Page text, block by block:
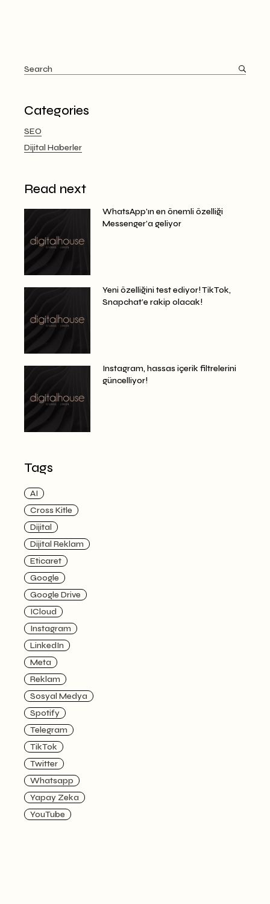
Search
for:
Categories
SEO
Dijital Haberler
Read next
WhatsApp’ın en önemli özelliği
Messenger’a geliyor
Yeni özelliğini test ediyor! TikTok,
Snapchat’e rakip olacak!
Instagram, hassas içerik filtrelerini
güncelliyor!
Tags
AI
Cross Kitle
Dijital
Dijital Reklam
Eticaret
Google
Google Drive
ICloud
Instagram
LinkedIn
Meta
Reklam
Sosyal Medya
Spotify
Telegram
TikTok
Twitter
Whatsapp
Yapay Zeka
YouTube